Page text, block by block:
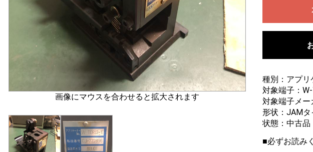
画像にマウスを合わせると拡大されます 画像
種別：アプリ
対象端子：
対象端子メー
形状：JAMタ
状態：中古品
■必ずお読み